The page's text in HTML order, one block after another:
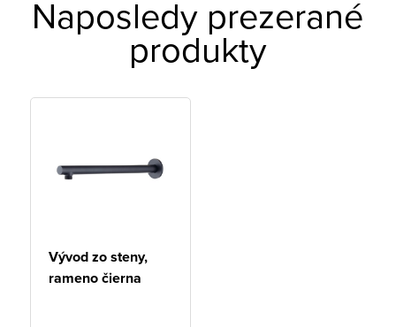
Naposledy prezerané
produkty
Vývod zo steny,
rameno čierna